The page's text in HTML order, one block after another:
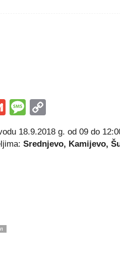
GmailMessage
18.9.2018 g. od 09 do
Srednjevo, Kamijevo,